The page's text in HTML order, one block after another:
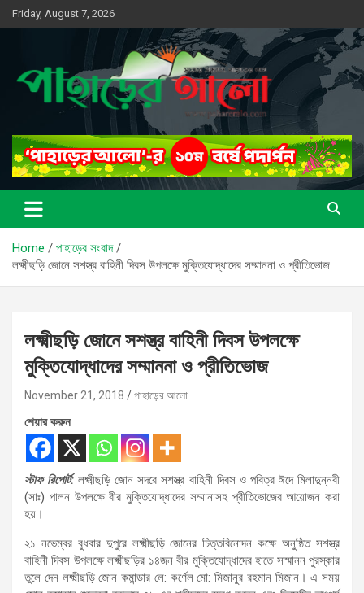
Skip
to
Friday, August 7, 2026
পাহাড়ের আলো
সত্যের সন্ধানে, পাহাড়ের পথে
Home
পাহাড়ের সংবাদ
লক্ষ্মীছড়ি জোনে সশস্ত্র বাহিনী দিবস উপলক্ষে মুক্তিযোদ্ধাদের সম্মাননা ও প্রীতিভোজ
লক্ষ্মীছড়ি জোনে সশস্ত্র বাহিনী দিবস উপলক্ষে
মুক্তিযোদ্ধাদের সম্মাননা ও প্রীতিভোজ
November 21, 2018 পাহাড়ের আলো
শেয়ার করুন
স্টাফ রিপোর্ট: লক্ষ্মীছড়ি জোন সদরে সশস্ত্র বাহিনী দিবস ও পবিত্র ঈদে মিলাদুন্নবী
(সাঃ) পালন উপলক্ষে বীর মুক্তিযোদ্ধাদের সম্মানাসহ প্রীতিভোজের আয়োজন করা
হয়।
২১ নভেম্বর বুধবার দুপুরে লক্ষ্মীছড়ি জোনের চিত্তবিনোদন কক্ষে অনুষ্ঠিত সশস্ত্র
বাহিনী দিবস উপলক্ষে লক্ষ্মীছড়ির ১৪জন বীর মুক্তিযোদ্ধাদের হাতে সস্মানন পুরস্কার
তুলে দেন লক্ষ্মীছড়ি জোন কমান্ডার লে: কর্ণেল মো: মিজানুর রহমান মিজান। এ সময়